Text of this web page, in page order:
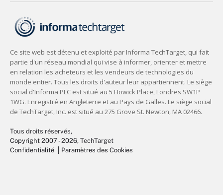
Tous droits réservés,
Copyright 2007 - 2026, TechTarget
Confidentialité
Paramètres des Cookies